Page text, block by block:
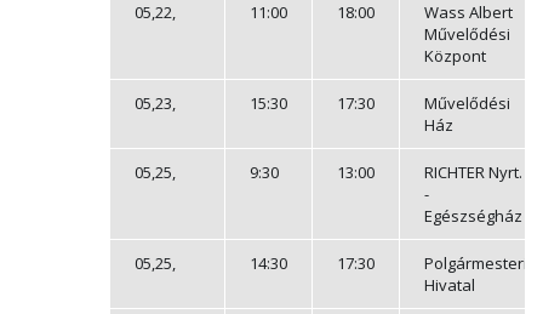
05,22, 11:00 18:00
Wass Albert
Művelődési
Központ
05,23, 15:30 17:30
Művelődési
Ház
05,25, 9:30 13:00
RICHTER Nyrt.
-
Egészségház
05,25, 14:30 17:30
Polgármesteri
Hivatal